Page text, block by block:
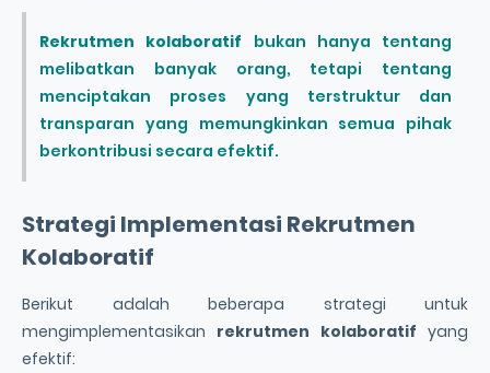
Rekrutmen kolaboratif bukan hanya tentang
melibatkan banyak orang, tetapi tentang
menciptakan proses yang terstruktur dan
transparan yang memungkinkan semua pihak
berkontribusi secara efektif.
Strategi Implementasi Rekrutmen
Kolaboratif
Berikut adalah beberapa strategi untuk
mengimplementasikan rekrutmen kolaboratif yang
efektif: